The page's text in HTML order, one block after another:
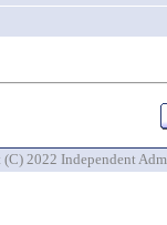
2022 Independent